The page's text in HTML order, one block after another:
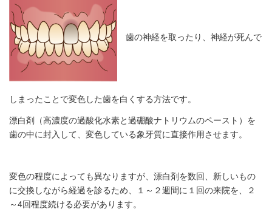
歯の神経を取ったり、神経が死んで
しまったことで変色した歯を白くする方法です。
漂白剤（高濃度の過酸化水素と過硼酸ナトリウムのペースト）を
歯の中に封入して、変色している象牙質に直接作用させます。
変色の程度によっても異なりますが、漂白剤を数回、新しいもの
に交換しながら経過を診るため、１～２週間に１回の来院を、２
～4回程度続ける必要があります。